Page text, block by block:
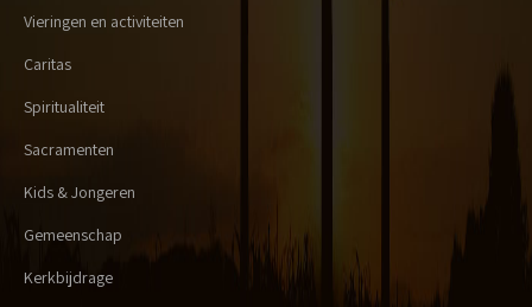
Vieringen en activiteiten
Caritas
Spiritualiteit
Sacramenten
Kids & Jongeren
Gemeenschap
Kerkbijdrage